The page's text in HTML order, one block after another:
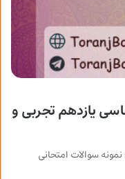
یازدهم تجربی و
سوالات امتحانی